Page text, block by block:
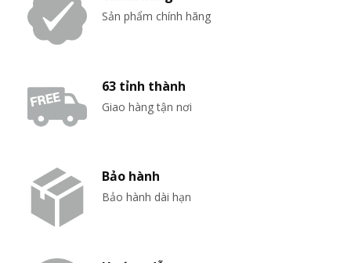
Sản phẩm chính hãng
63 tỉnh thành
Giao hàng tận nơi
Bảo hành
Bảo hành dài hạn